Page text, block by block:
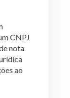
CNPJ
nota
ao